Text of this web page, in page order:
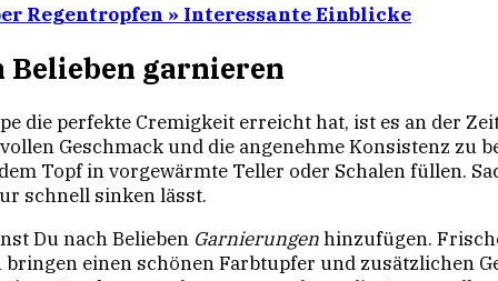
Regentropfen » Interessante Einblicke
Belieben garnieren
die perfekte Cremigkeit erreicht hat, ist es an der
Geschmack und die angenehme Konsistenz zu
Topf in vorgewärmte Teller oder Schalen füllen.
schnell sinken lässt.
Du nach Belieben Garnierungenhinzufügen.
einen schönen Farbtupfer und zusätzlichen